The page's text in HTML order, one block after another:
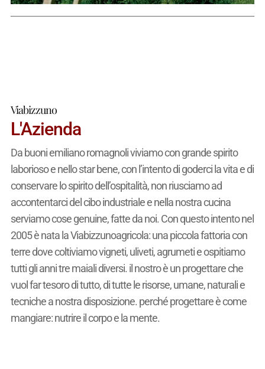
Viabizzuno
L'Azienda
Da buoni emiliano romagnoli viviamo con grande spirito
laborioso e nello star bene, con l’intento di goderci la vita e di
conservare lo spirito dell’ospitalità, non riusciamo ad
accontentarci del cibo industriale e nella nostra cucina
serviamo cose genuine, fatte da noi. Con questo intento nel
2005 è nata la Viabizzunoagricola: una piccola fattoria con
terre dove coltiviamo vigneti, uliveti, agrumeti e ospitiamo
tutti gli anni tre maiali diversi. il nostro è un progettare che
vuol far tesoro di tutto, di tutte le risorse, umane, naturali e
tecniche a nostra disposizione. perché progettare è come
mangiare: nutrire il corpo e la mente.